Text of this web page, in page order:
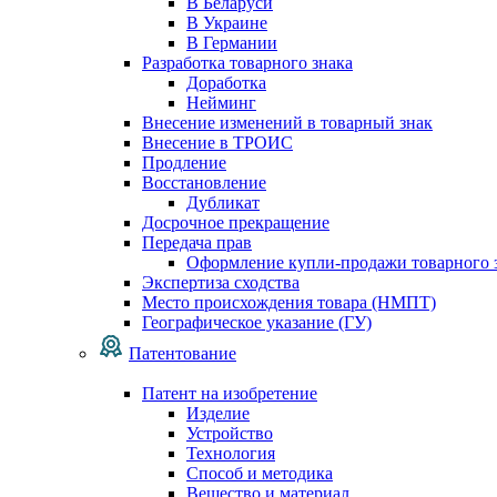
В Украине
В Германии
Разработка товарного знака
Доработка
Нейминг
Внесение изменений в товарный знак
Внесение в ТРОИС
Продление
Восстановление
Дубликат
Досрочное прекращение
Передача прав
Оформление купли-продажи товарного
Экспертиза сходства
Место происхождения товара (НМПТ)
Географическое указание (ГУ)
Патентование
Патент на изобретение
Изделие
Устройство
Технология
Способ и методика
Вещество и материал